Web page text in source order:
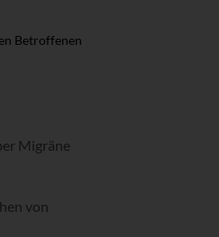
Betroffenen
Migräne
von